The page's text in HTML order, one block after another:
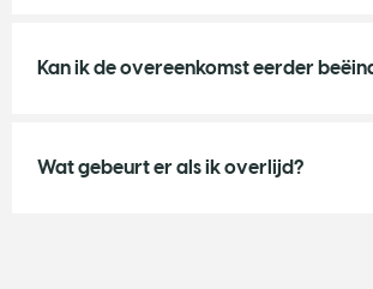
Kan ik de overeenkomst eerder
Wat gebeurt er als ik overlijd?